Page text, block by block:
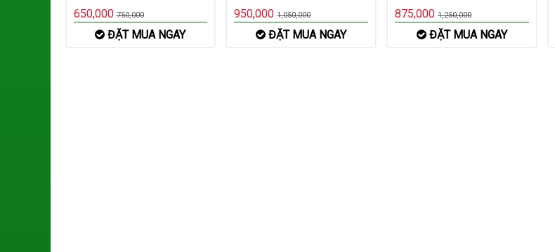
650,000 750,000
ĐẶT MUA NGAY
950,000 1,050,000
ĐẶT MUA NGAY
875,000 1,250,000
ĐẶT MUA NGAY